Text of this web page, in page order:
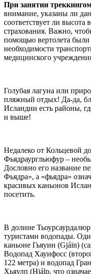
При занятии
внимание, указаны ли
соответствует ли
страхования. Важно,
помощью вертолета
необходимости
медицинского
Голубая лагуна или
пляжный отдых! Да-да,
Исландии есть районы,
и выше!
Недалеко от Кольцевой
Фьядраургльюфур –
Дословно его название
Фьядра», а «фьядра»
красивых каньонов
посетить.
В долине
туристами водопады.
каньоне Гьяуин (Gjáin)
Водопад Хауифосс
122 метра) и водопад
Хьяулп (Hjálp, что